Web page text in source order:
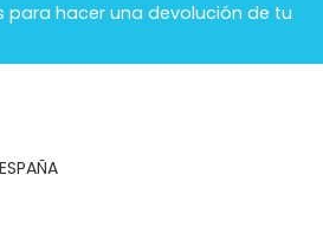
para hacer una devolución de tu